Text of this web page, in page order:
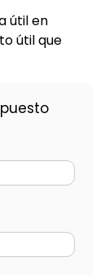
útil en
útil que